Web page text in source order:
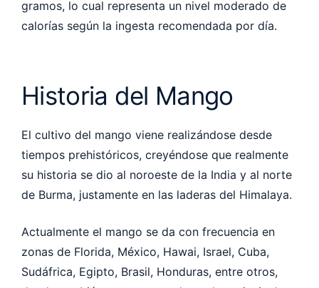
gramos, lo cual representa un nivel moderado de
calorías según la ingesta recomendada por día.
Historia del Mango
El cultivo del mango viene realizándose desde
tiempos prehistóricos, creyéndose que realmente
su historia se dio al noroeste de la India y al norte
de Burma, justamente en las laderas del Himalaya.
Actualmente el mango se da con frecuencia en
zonas de Florida, México, Hawai, Israel, Cuba,
Sudáfrica, Egipto, Brasil, Honduras, entre otros,